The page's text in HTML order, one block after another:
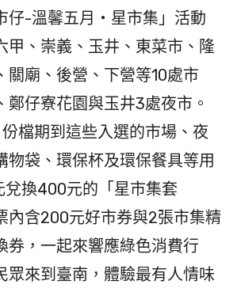
仔-溫馨五月・星市集」活動
甲、崇義、玉井、東菜市、隆
關廟、後營、下營等10處市
鄭仔寮花園與玉井3處夜市。
檔期到這些入選的市場、夜
物袋、環保杯及環保餐具等用
換400元的「星市集套
內含200元好市券與2張市集精
券，一起來響應綠色消費行
眾來到臺南，體驗最有人情味